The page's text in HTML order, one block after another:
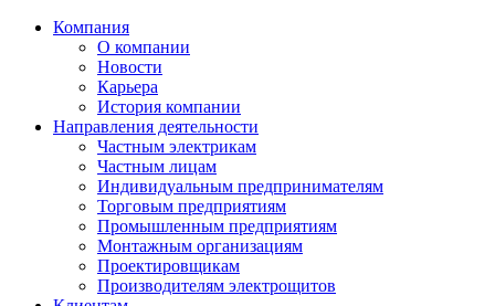
Компания
О компании
Новости
Карьера
История компании
Направления деятельности
Частным электрикам
Частным лицам
Индивидуальным предпринимателям
Торговым предприятиям
Промышленным предприятиям
Монтажным организациям
Проектировщикам
Производителям электрощитов